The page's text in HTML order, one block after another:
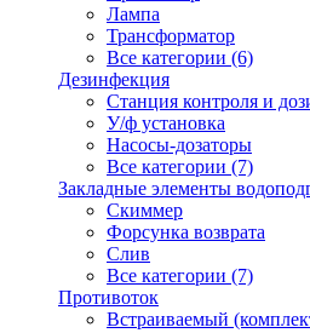
Лампа
Трансформатор
Все категории (6)
Дезинфекция
Станция контроля и
У/ф установка
Насосы-дозаторы
Все категории (7)
Закладные элементы
Скиммер
Форсунка возврата
Слив
Все категории (7)
Противоток
Встраиваемый